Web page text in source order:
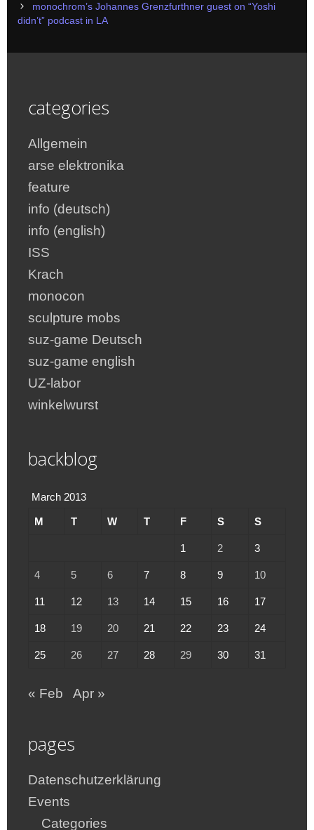
monochrom’s Johannes Grenzfurthner guest on “Yoshi
didn’t” podcast in LA
categories
Allgemein
arse elektronika
feature
info (deutsch)
info (english)
ISS
Krach
monocon
sculpture mobs
suz-game Deutsch
suz-game english
UZ-labor
winkelwurst
backblog
March 2013
M T W T F S S
1 2 3
4 5 6 7 8 9 10
11 12 13 14 15 16 17
18 19 20 21 22 23 24
25 26 27 28 29 30 31
« Feb Apr »
pages
Datenschutzerklärung
Events
Categories